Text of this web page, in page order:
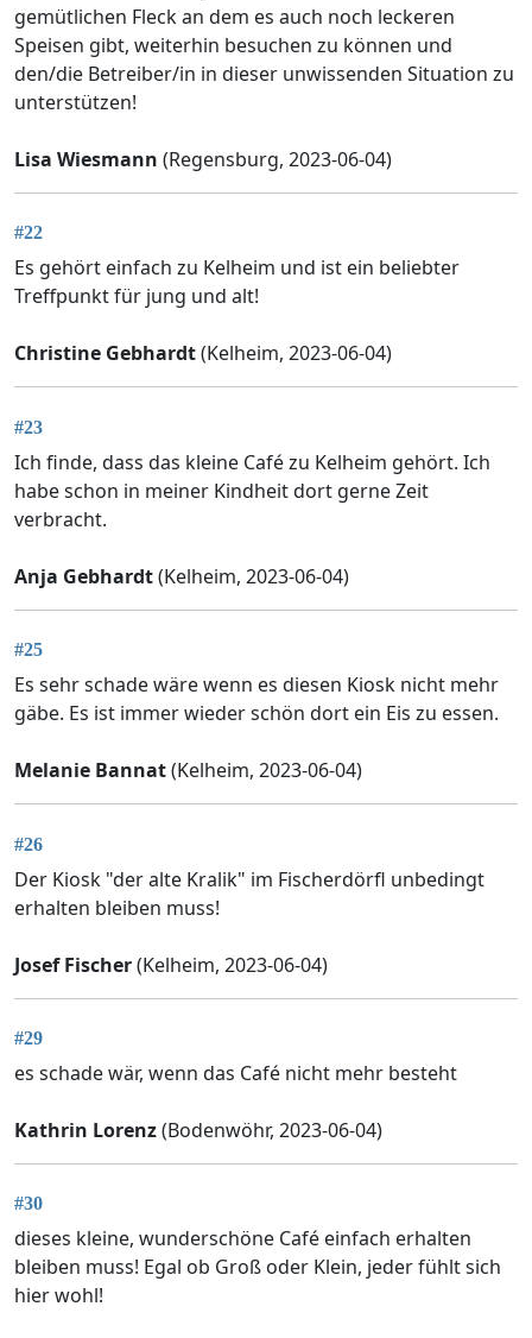
gemütlichen Fleck an dem es auch noch leckeren
Speisen gibt, weiterhin besuchen zu können und
den/die Betreiber/in in dieser unwissenden Situation zu
unterstützen!
Lisa Wiesmann (Regensburg, 2023-06-04)
#22
Es gehört einfach zu Kelheim und ist ein beliebter
Treffpunkt für jung und alt!
Christine Gebhardt(Kelheim, 2023-06-04)
#23
Ich finde, dass das kleine Café zu Kelheim gehört. Ich
habe schon in meiner Kindheit dort gerne Zeit
verbracht.
Anja Gebhardt(Kelheim, 2023-06-04)
#25
Es sehr schade wäre wenn es diesen Kiosk nicht mehr
gäbe. Es ist immer wieder schön dort ein Eis zu essen.
Melanie Bannat(Kelheim, 2023-06-04)
#26
Der Kiosk "der alte Kralik" im Fischerdörfl unbedingt
erhalten bleiben muss!
Josef Fischer(Kelheim, 2023-06-04)
#29
es schade wär, wenn das Café nicht mehr besteht
Kathrin Lorenz(Bodenwöhr, 2023-06-04)
#30
dieses kleine, wunderschöne Café einfach erhalten
bleiben muss! Egal ob Groß oder Klein, jeder fühlt sich
hier wohl!